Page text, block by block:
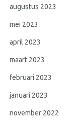
augustus 2023
mei 2023
april 2023
maart 2023
februari 2023
januari 2023
november 2022